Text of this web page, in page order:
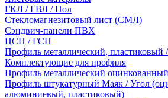
ГКЛ / ГВЛ / Пол
Стекломагнезитовый лист (СМЛ)
Сэндвич-панели ПВХ
ЦСП / ГСП
Профиль металлический,
Комплектующие для профиля
Профиль металлический оцинкованный
Профиль штукатурный Маяк / Угол
алюминиевый, пластиковый)